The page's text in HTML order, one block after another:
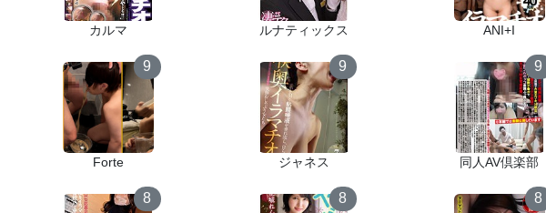
カルマ ルナティックス ANI+I
9
Forte
9
ジャネス
9
同人AV倶楽部
8 8 8